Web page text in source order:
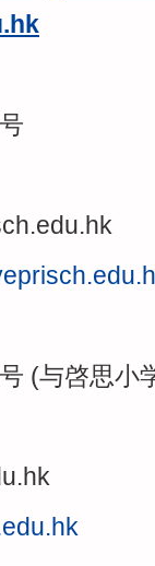
(与啓思小